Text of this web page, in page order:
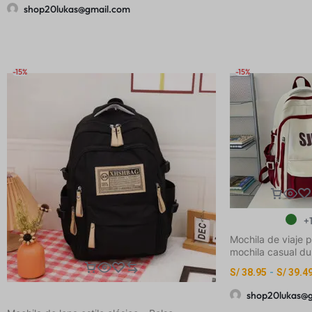
Versátil, Mochila Multifuncional para Viajes,
Mochila Escolar, Mochila de Moda al Estilo
shop20lukas@gmail.com
-15% -15%
+1
Mochila de viaje
mochila casual
S/38.95 - S/